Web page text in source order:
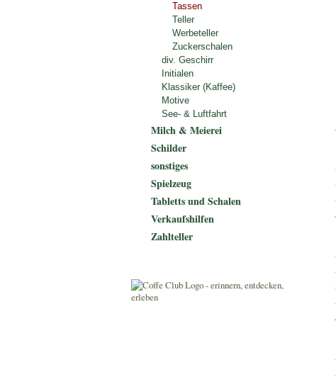
Tassen
Teller
Werbeteller
Zuckerschalen
div. Geschirr
Initialen
Klassiker (Kaffee)
Motive
See- & Luftfahrt
Milch & Meierei
Schilder
sonstiges
Spielzeug
Tabletts und Schalen
Verkaufshilfen
Zahlteller